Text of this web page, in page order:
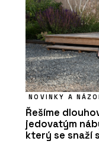
NOVINKY A
Řešíme
jedovatým
který se snaží